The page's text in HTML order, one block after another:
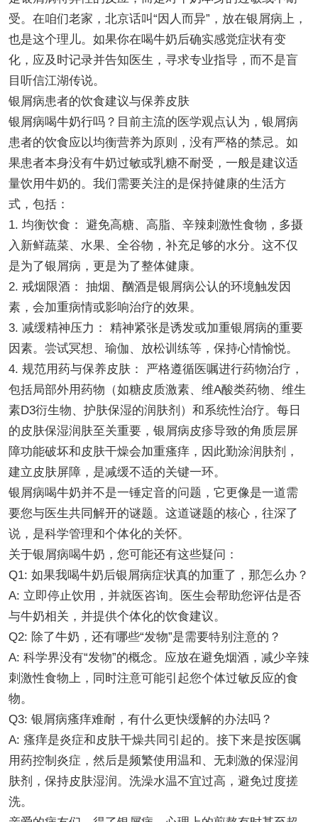
受。在咱们老家，北京话叫“因人而异”，放在银屑病上，
也是这个理儿。如果你在喝牛奶后确实感觉症状有变
化，应及时记录并告知医生，寻求专业指导，而不是盲
目听信江湖传说。
银屑病患者的饮食建议与保养皮肤
银屑病喝牛奶行吗？目前主流的医学观点认为，银屑病
患者的饮食应以均衡营养为原则，没有严格的禁忌。如
果患者本身没有牛奶过敏或乳糖不耐受，一般是建议适
量饮用牛奶的。我们需要关注的是保持健康的生活方
式，包括：
1. 均衡饮食： 避免高糖、高脂、辛辣刺激性食物，多摄
入新鲜蔬菜、水果、全谷物，补充足够的水分。这不仅
是为了银屑病，更是为了整体健康。
2. 戒烟限酒： 抽烟、酗酒是银屑病公认的环境触发因
素，会加重病情或影响治疗的效果。
3. 减缓精神压力： 精神紧张是诱发或加重银屑病的重要
因素。尝试冥想、瑜伽、放松训练等，保持心情愉悦。
4. 规范用药与保养皮肤： 严格遵循医嘱进行药物治疗，
包括局部外用药物（如糖皮质激素、维A酸类药物、维生
素D3衍生物、护肤保湿的润肤剂）和系统性治疗。每日
的皮肤保湿润肤至关重要，银屑病皮疹导致的角质层屏
障功能破坏和皮肤干燥会加重瘙痒，因此勤涂润肤剂，
建立皮肤屏障，是减缓不适的关键一环。
银屑病喝牛奶并不是一锤定音的问题，它更像是一道需
要您与医生共同解开的谜题。这道谜题的核心，往深了
说，是科学管理和个体化的关怀。
关于银屑病喝牛奶，您可能还有这些疑问：
Q1: 如果我喝牛奶后银屑病症状真的加重了，那怎么办？
A: 立即停止饮用，并就医咨询。医生会帮助您评估是否
与牛奶相关，并提供个体化的饮食建议。
Q2: 除了牛奶，还有哪些“发物”是需要特别注意的？
A: 科学界没有“发物”的概念。应放在避免烟酒，减少辛辣
刺激性食物上，同时注意可能引起您个体过敏反应的食
物。
Q3: 银屑病瘙痒难耐，有什么更快缓解的办法吗？
A: 瘙痒是炎症和皮肤干燥共同引起的。接下来是按医嘱
用药控制炎症，然后是频繁使用温和、无刺激的保湿润
肤剂，保持皮肤湿润。洗澡水温不宜过高，避免过度搓
洗。